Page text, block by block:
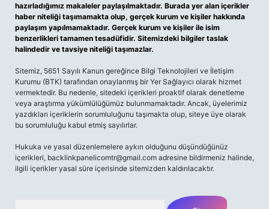
hazırladığımız makaleler paylaşılmaktadır. Burada yer alan içerikler
haber niteliği taşımamakta olup, gerçek kurum ve kişiler hakkında
paylaşım yapılmamaktadır. Gerçek kurum ve kişiler ile isim
benzerlikleri tamamen tesadüfidir. Sitemizdeki bilgiler taslak
halindedir ve tavsiye niteliği taşımazlar.
Sitemiz, 5651 Sayılı Kanun gereğince Bilgi Teknolojileri ve İletişim
Kurumu (BTK) tarafından onaylanmış bir Yer Sağlayıcı olarak hizmet
vermektedir. Bu nedenle, sitedeki içerikleri proaktif olarak denetleme
veya araştırma yükümlülüğümüz bulunmamaktadır. Ancak, üyelerimiz
yazdıkları içeriklerin sorumluluğunu taşımakta olup, siteye üye olarak
bu sorumluluğu kabul etmiş sayılırlar.
Hukuka ve yasal düzenlemelere aykırı olduğunu düşündüğünüz
içerikleri, backlinkpanelicomtr@gmail.com adresine bildirmeniz halinde,
ilgili içerikler yasal süre içerisinde sitemizden kaldırılacaktır.